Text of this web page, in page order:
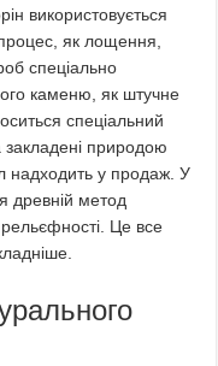
використовується
як лощення,
спеціально
каменю, як штучне
спеціальний
закладені природою
надходить у продаж. У
древній метод
Це все